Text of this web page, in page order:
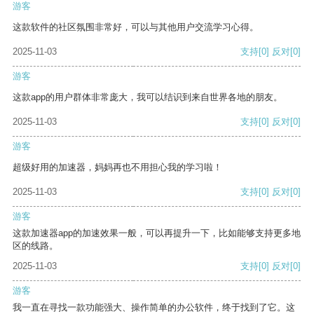
游客
这款软件的社区氛围非常好，可以与其他用户交流学习心得。
2025-11-03 支持[0] 反对[0]
游客
这款app的用户群体非常庞大，我可以结识到来自世界各地的朋友。
2025-11-03 支持[0] 反对[0]
游客
超级好用的加速器，妈妈再也不用担心我的学习啦！
2025-11-03 支持[0] 反对[0]
游客
这款加速器app的加速效果一般，可以再提升一下，比如能够支持更多地
区的线路。
2025-11-03
支持[0] 反对[0]
游客
我一直在寻找一款功能强大、操作简单的办公软件，终于找到了它。这